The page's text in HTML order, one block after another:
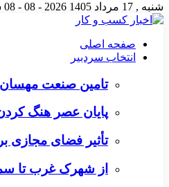
شنبه , 17 مرداد 1405 2026 - 08 - 08
صفحه اصلی
انتخاب سردبیر
تامین صنعت
پایان عصر هنگ
تأثیر فضای مجازی
از شهرک غرب تا